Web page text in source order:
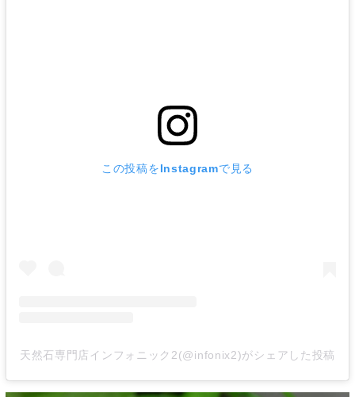
この投稿をInstagramで見る
天然石専門店インフォニック2(@infonix2)がシェアした投稿